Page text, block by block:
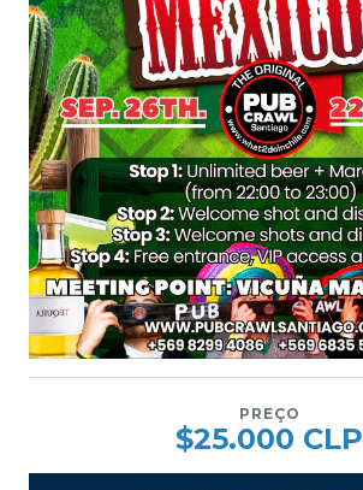
PREÇO
$25.000 CLP